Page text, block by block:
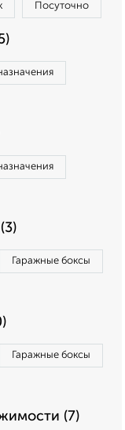
Посуточно
Гаражные боксы
Гаражные боксы
(7)